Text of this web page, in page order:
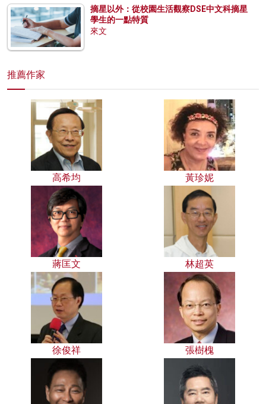
摘星以外：從校園生活觀察DSE中文科摘星
學生的一點特質
來文
推薦作家
高希均 黃珍妮
蔣匡文 林超英
徐俊祥 張樹槐